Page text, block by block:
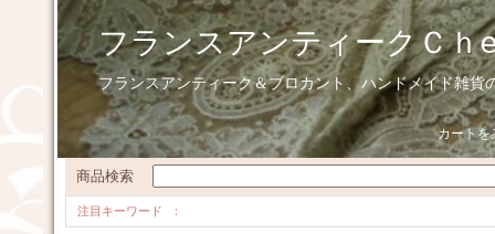
フランスアンティークＣｈ
フランスアンティーク＆ブロカント、ハンドメイド雑貨
カートを
商品検索
注目キーワード